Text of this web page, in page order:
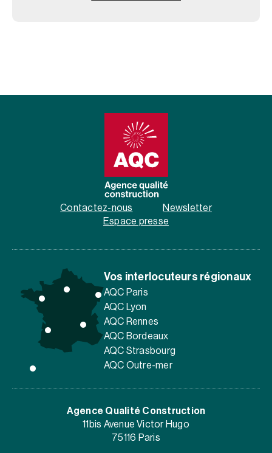
Contactez-nous
Newsletter
Espace presse
Vos interlocuteurs régionaux
AQC Paris
AQC Lyon
AQC Rennes
AQC Bordeaux
AQC Strasbourg
AQC Outre-mer
Agence Qualité Construction
11bis Avenue Victor Hugo
75116 Paris